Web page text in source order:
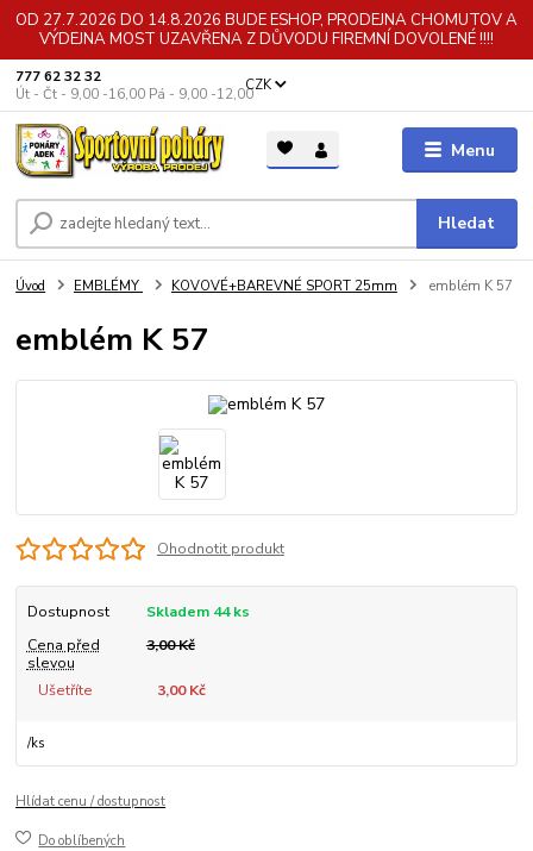
OD 27.7.2026 DO 14.8.2026 BUDE ESHOP, PRODEJNA CHOMUTOV A
VÝDEJNA MOST UZAVŘENA Z DŮVODU FIREMNÍ DOVOLENÉ !!!!
Menu
CZK
Hledat
777 62 32 32
Út - Čt - 9,00 -16,00 Pá - 9,00 -12,00
Úvod EMBLÉMY KOVOVÉ+BAREVNÉ SPORT 25mm emblém K 57
emblém K 57
Ohodnotit produkt
Dostupnost
Skladem 44 ks
Cena před
slevou
3,00 Kč
Ušetříte 3,00 Kč
/ks
Hlídat cenu / dostupnost
Do oblíbených